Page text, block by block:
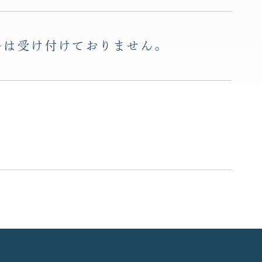
受け付けておりません。